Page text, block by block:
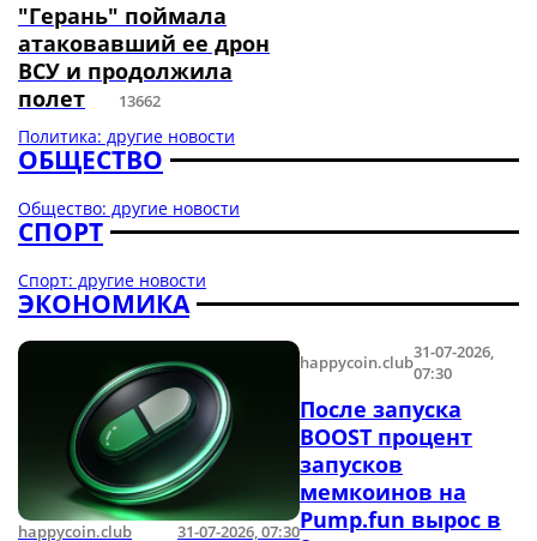
"Герань" поймала
атаковавший ее дрон
ВСУ и продолжила
полет
13662
Политика: другие новости
ОБЩЕСТВО
Общество: другие новости
СПОРТ
Спорт: другие новости
ЭКОНОМИКА
happycoin.club 31-07-2026, 07:30
happycoin.club31-07-2026,
07:30
После запуска
BOOST процент
запусков
мемкоинов на
Pump.fun вырос в